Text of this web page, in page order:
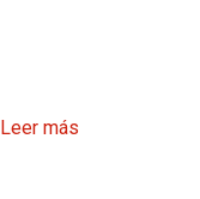
Leer más